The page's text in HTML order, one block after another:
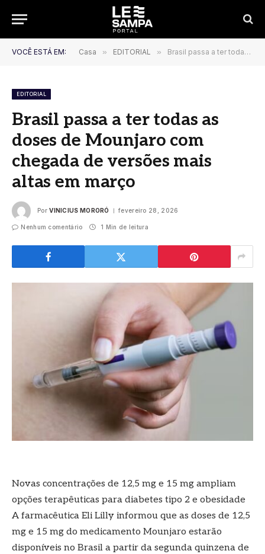
VOCÊ ESTÁ EM: Casa » EDITORIAL » Brasil passa a ter todas as doses de Mounjaro com chegada de versões mais altas em março
EDITORIAL
Brasil passa a ter todas as
doses de Mounjaro com
chegada de versões mais
altas em março
Por VINICIUS MORORÓ fevereiro 28, 2026
Nenhum comentário 1 Min de leitura
Novas concentrações de 12,5 mg e 15 mg ampliam
opções terapêuticas para diabetes tipo 2 e obesidade
A farmacêutica Eli Lilly informou que as doses de 12,5
mg e 15 mg do medicamento Mounjaro estarão
disponíveis no Brasil a partir da segunda quinzena de